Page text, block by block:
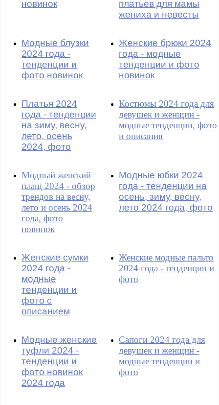
новинок
платьев для мамы
жениха и невесты
Модные блузки
2024 года -
тенденции и
фото новинок
Женские брюки 2024
года - модные
тенденции и фото
новинок
Платья 2024
года - тенденции
на зиму, весну,
лето, осень
2024, фото
Костюмы 2024 года для
девушек и женщин -
модные тенденции, фото
и описания
Модный женский
плащ 2024 - обзор
трендов на весну,
лето и осень 2024
года, фото
новинок
Модные юбки 2024
года - тенденции на
осень, зиму, весну,
лето 2024 года, фото
Женские сумки
2024 года -
модные
тенденции и
фото с
описанием
Женские модные пальто
2024 года - тенденции и
фото
Модные женские
туфли 2024 -
тенденции и
фото новинок
2024 года
Сапоги 2024 года для
девушек и женщин -
модные тенденции и
фото